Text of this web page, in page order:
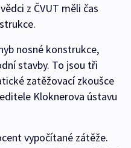
z ČVUT měli čas
nosné konstrukce,
stavby. To jsou tři
zatěžovací zkoušce
Kloknerova ústavu
vypočítané zátěže.